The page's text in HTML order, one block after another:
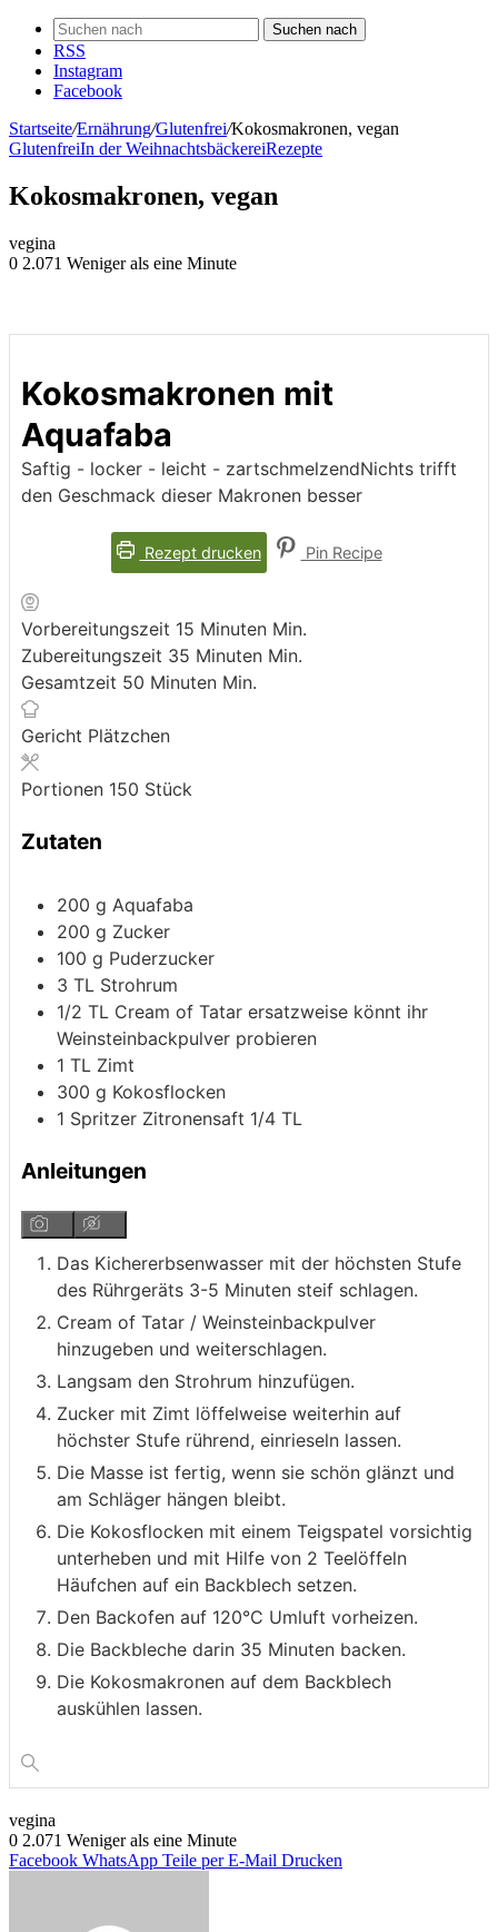
Suchen nach
RSS
Instagram
Facebook
Startseite/Ernährung/Glutenfrei/Kokosmakronen, vegan
GlutenfreiIn der WeihnachtsbäckereiRezepte
Kokosmakronen, vegan
vegina
0 2.071 Weniger als eine Minute
Kokosmakronen mit
Aquafaba
Saftig - locker - leicht - zartschmelzendNichts trifft
den Geschmack dieser Makronen besser
Rezept drucken Pin Recipe
Vorbereitungszeit 15 Minuten Min.
Zubereitungszeit 35 Minuten Min.
Gesamtzeit 50 Minuten Min.
Gericht Plätzchen
Portionen 150 Stück
Zutaten
200 g Aquafaba
200 g Zucker
100 g Puderzucker
3 TL Strohrum
1/2 TL Cream of Tatar ersatzweise könnt ihr
Weinsteinbackpulver probieren
1 TL Zimt
300 g Kokosflocken
1 Spritzer Zitronensaft 1/4 TL
Anleitungen
Das Kichererbsenwasser mit der höchsten Stufe
des Rührgeräts 3-5 Minuten steif schlagen.
Cream of Tatar / Weinsteinbackpulver
hinzugeben und weiterschlagen.
Langsam den Strohrum hinzufügen.
Zucker mit Zimt löffelweise weiterhin auf
höchster Stufe rührend, einrieseln lassen.
Die Masse ist fertig, wenn sie schön glänzt und
am Schläger hängen bleibt.
Die Kokosflocken mit einem Teigspatel vorsichtig
unterheben und mit Hilfe von 2 Teelöffeln
Häufchen auf ein Backblech setzen.
Den Backofen auf 120°C Umluft vorheizen.
Die Backbleche darin 35 Minuten backen.
Die Kokosmakronen auf dem Backblech
auskühlen lassen.
vegina
0 2.071 Weniger als eine Minute
Facebook WhatsApp Teile per E-Mail Drucken